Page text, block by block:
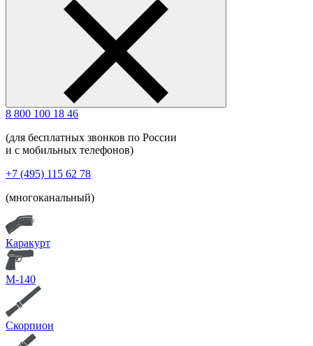
8 800 100 18 46
(для бесплатных звонков по России
и с мобильных телефонов)
+7 (495) 115 62 78
(многоканальный)
Каракурт
М-140
Скорпион